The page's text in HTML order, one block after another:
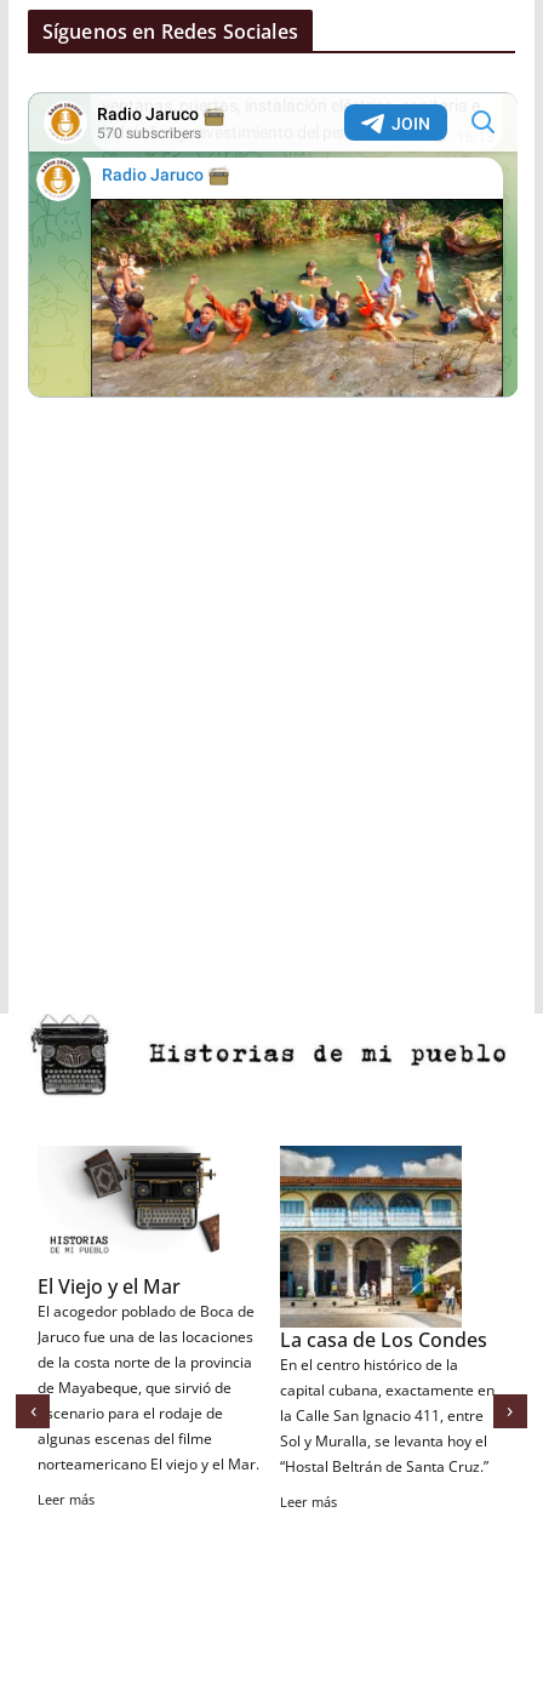
Síguenos en Redes Sociales
El Viejo y el Mar
El acogedor poblado de Boca de
Jaruco fue una de las locaciones
de la costa norte de la provincia
de Mayabeque, que sirvió de
escenario para el rodaje de
algunas escenas del filme
norteamericano El viejo y el Mar.
Leer más
La casa de Los Condes
En el centro histórico de la
capital cubana, exactamente en
la Calle San Ignacio 411, entre
Sol y Muralla, se levanta hoy el
“Hostal Beltrán de Santa Cruz.”
Leer más
‹ ›